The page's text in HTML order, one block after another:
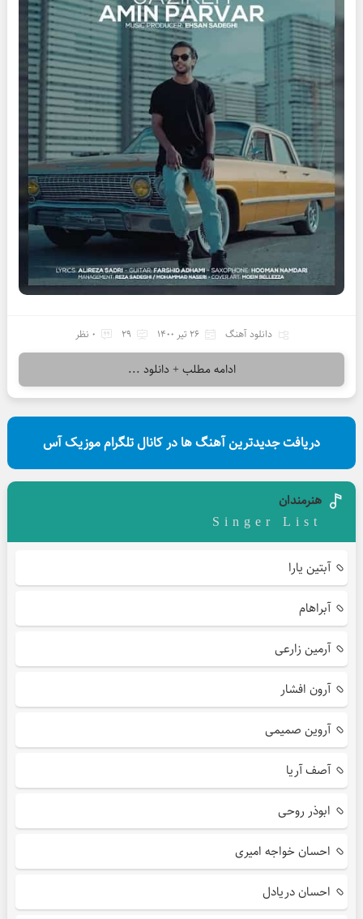
دانلود آهنگ 26 تیر 1400 29 0 نظر
ادامه مطلب + دانلود ...
دریافت جدیدترین آهنگ ها در کانال تلگرام موزیک آس
هنرمندان
Singer List
آبتین یارا
آبراهام
آرمین زارعی
آرون افشار
آروین صمیمی
آصف آریا
ابوذر روحی
احسان خواجه امیری
احسان دریادل